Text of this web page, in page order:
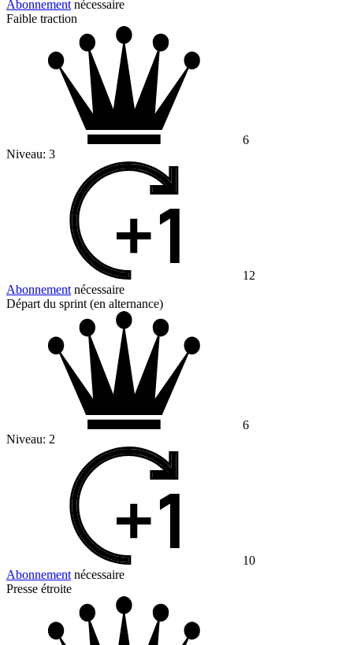
Abonnement nécessaire
Faible traction
6
Niveau: 3
12
Abonnement nécessaire
Départ du sprint (en alternance)
6
Niveau: 2
10
Abonnement nécessaire
Presse étroite